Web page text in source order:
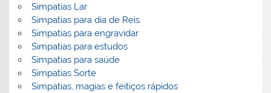
Simpatias Lar
Simpatias para dia de Reis
Simpatias para engravidar
Simpatias para estudos
Simpatias para saúde
Simpatias Sorte
Simpatias, magias e feitiços rápidos